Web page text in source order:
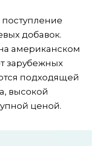
добавок.
американском
зарубежных
подходящей
высокой
ценой.